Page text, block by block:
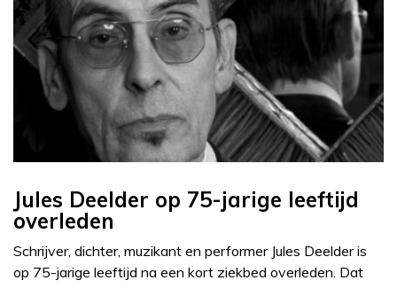
Jules Deelder op 75-jarige leeftijd
overleden
Schrijver, dichter, muzikant en performer Jules Deelder is
op 75-jarige leeftijd na een kort ziekbed overleden. Dat